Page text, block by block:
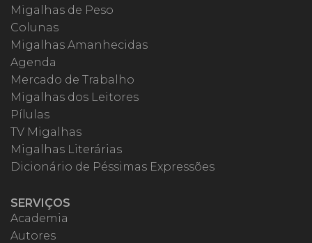
Migalhas de Peso
Colunas
Migalhas Amanhecidas
Agenda
Mercado de Trabalho
Migalhas dos Leitores
Pílulas
TV Migalhas
Migalhas Literárias
Dicionário de Péssimas Expressões
SERVIÇOS
Academia
Autores